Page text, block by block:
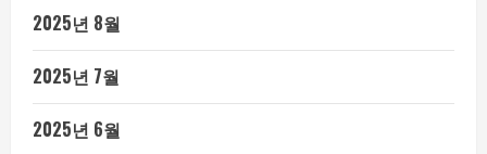
2025년 8월
2025년 7월
2025년 6월